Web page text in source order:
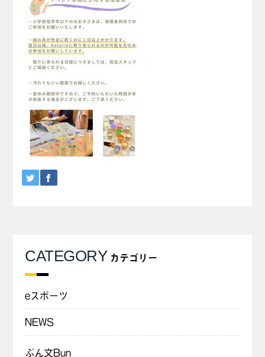
CATEGORY カテゴリー
eスポーツ
NEWS
ぶん文Bun